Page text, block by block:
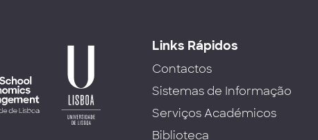
Links Rápidos
Contactos
Sistemas de Informação
Serviços Académicos
Biblioteca